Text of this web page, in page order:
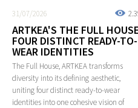
31/07/2026
ARTKEA'S THE FULL
FOUR DISTINCT READY-TO-
WEAR IDENTITIES
The Full House, ARTKEA transforms
diversity into its defining aesthetic,
uniting four distinct ready-to-wear
identities into one cohesive vision of